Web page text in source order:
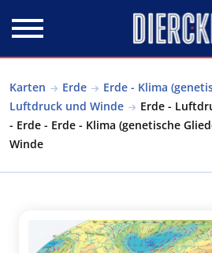
Karten Erde
Erde - Klima
Luftdruck und Winde
Erde -
- Erde - Erde - Klima (genetische
Winde